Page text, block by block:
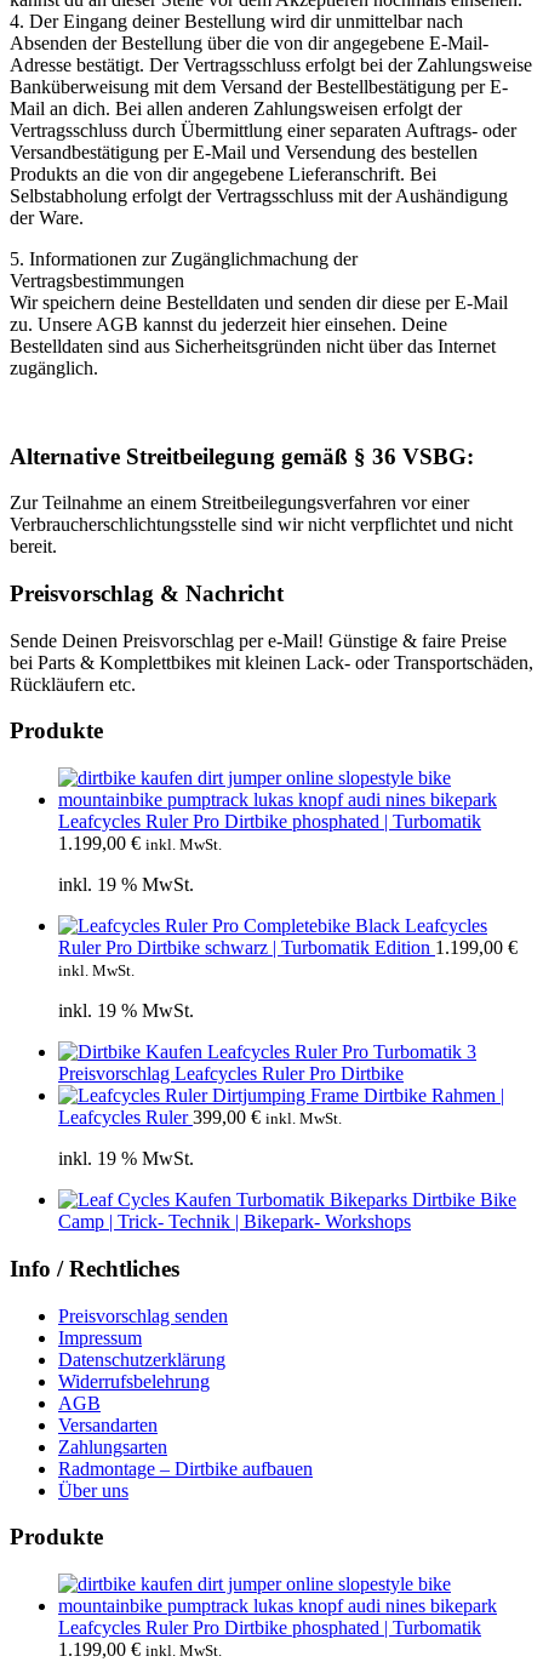
4. Der Eingang deiner Bestellung wird dir unmittelbar nach
Absenden der Bestellung über die von dir angegebene E-Mail-
Adresse bestätigt. Der Vertragsschluss erfolgt bei der Zahlungsweise
Banküberweisung mit dem Versand der Bestellbestätigung per E-
Mail an dich. Bei allen anderen Zahlungsweisen erfolgt der
Vertragsschluss durch Übermittlung einer separaten Auftrags- oder
Versandbestätigung per E-Mail und Versendung des bestellen
Produkts an die von dir angegebene Lieferanschrift. Bei
Selbstabholung erfolgt der Vertragsschluss mit der Aushändigung
der Ware.
5. Informationen zur Zugänglichmachung der
Vertragsbestimmungen
Wir speichern deine Bestelldaten und senden dir diese per E-Mail
zu. Unsere AGB kannst du jederzeit hier einsehen. Deine
Bestelldaten sind aus Sicherheitsgründen nicht über das Internet
zugänglich.
Alternative Streitbeilegung gemäß § 36 VSBG:
Zur Teilnahme an einem Streitbeilegungsverfahren vor einer
Verbraucherschlichtungsstelle sind wir nicht verpflichtet und nicht
bereit.
Preisvorschlag & Nachricht
Sende Deinen Preisvorschlag per e-Mail! Günstige & faire Preise
bei Parts & Komplettbikes mit kleinen Lack- oder Transportschäden,
Rückläufern etc.
Produkte
Leafcycles Ruler Pro Dirtbike phosphated | Turbomatik
1.199,00 € inkl. MwSt.
inkl. 19 % MwSt.
Leafcycles
Ruler Pro Dirtbike schwarz | Turbomatik Edition 1.199,00 €
inkl. MwSt.
inkl. 19 % MwSt.
Preisvorschlag Leafcycles Ruler Pro Dirtbike
Dirtbike Rahmen |
Leafcycles Ruler 399,00 € inkl. MwSt.
inkl. 19 % MwSt.
Bike
Camp | Trick- Technik | Bikepark- Workshops
Info / Rechtliches
Preisvorschlag senden
Impressum
Datenschutzerklärung
Widerrufsbelehrung
AGB
Versandarten
Zahlungsarten
Radmontage – Dirtbike aufbauen
Über uns
Produkte
Leafcycles Ruler Pro Dirtbike phosphated | Turbomatik
1.199,00 € inkl. MwSt.